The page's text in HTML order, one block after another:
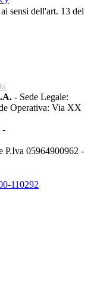
sensi dell'art. 13 del
- Sede Legale:
Operativa: Via XX
-
P.Iva 05964900962 -
110292